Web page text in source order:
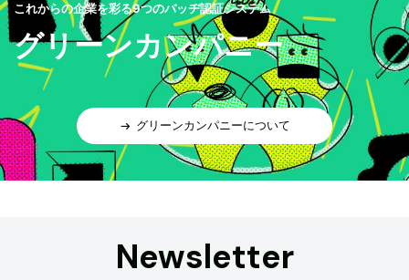
これからの企業を彩る9つのバッヂ認証システム
グリーンカンパニー
グリーンカンパニーについて
Newsletter